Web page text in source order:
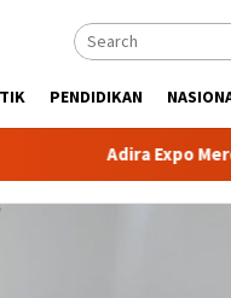
PENDIDIKAN
Adira Expo Merdeka